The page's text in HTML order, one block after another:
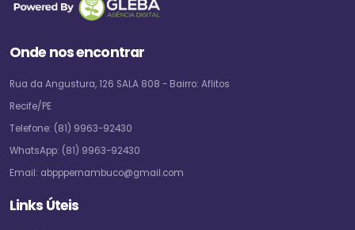
Onde nos encontrar
Rua da Angustura, 126 SALA 808 - Bairro: Aflitos
Recife/PE
Telefone: (81) 9963-92430
WhatsApp: (81) 9963-92430
Email: abpppernambuco@gmail.com
Links Úteis